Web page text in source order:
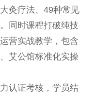
灸疗法、49种常见
同时课程打破纯技
营实战教学，包含
艾公馆标准化实操
认证考核，学员结